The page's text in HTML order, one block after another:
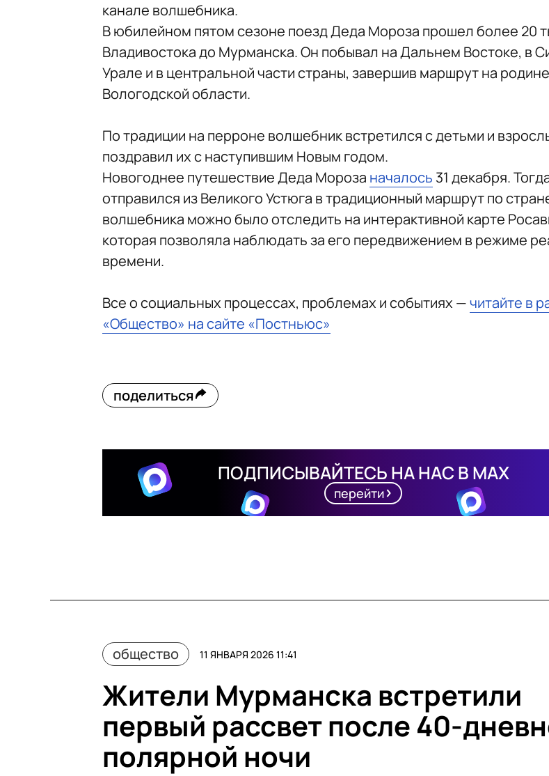
канале волшебника.
В юбилейном пятом сезоне поезд Деда Мороза прошел более 20
Владивостока до Мурманска. Он побывал на Дальнем Востоке, в
Урале и в центральной части страны, завершив маршрут на
Вологодской области.
По традиции на перроне волшебник встретился с детьми и
поздравил их с наступившим Новым годом.
Новогоднее путешествие Деда Мороза началось 31 декабря.
отправился из Великого Устюга в традиционный маршрут по
волшебника можно было отследить на интерактивной карте
которая позволяла наблюдать за его передвижением в режиме
времени.
Все о социальных процессах, проблемах и событиях —читайте в
«Общество» на сайте «Постньюс»
поделиться
ПОДПИСЫВАЙТЕСЬ НА НАС В MAX
перейти
общество 11 ЯНВАРЯ 2026 11:41
Жители Мурманска встретили
первый рассвет после 40-
полярной ночи